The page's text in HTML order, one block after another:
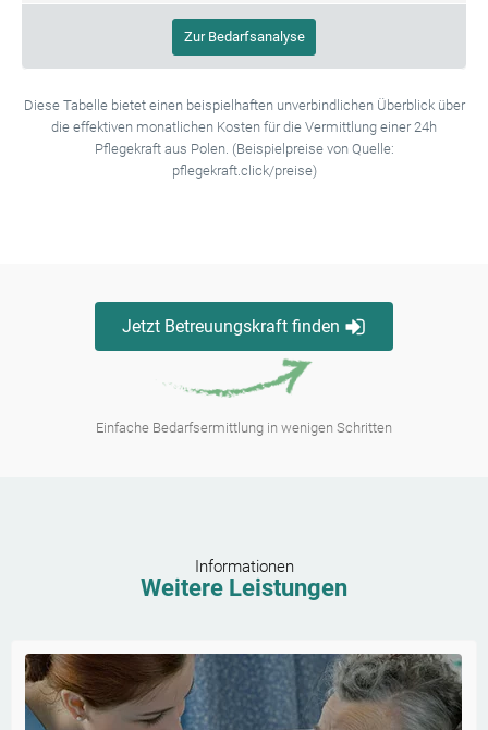
Zur Bedarfsanalyse
Diese Tabelle bietet einen beispielhaften unverbindlichen Überblick über
die effektiven monatlichen Kosten für die Vermittlung einer 24h
Pflegekraft aus Polen. (Beispielpreise von Quelle:
pflegekraft.click/preise)
Jetzt Betreuungskraft finden
Einfache Bedarfsermittlung in wenigen Schritten
Informationen
Weitere Leistungen